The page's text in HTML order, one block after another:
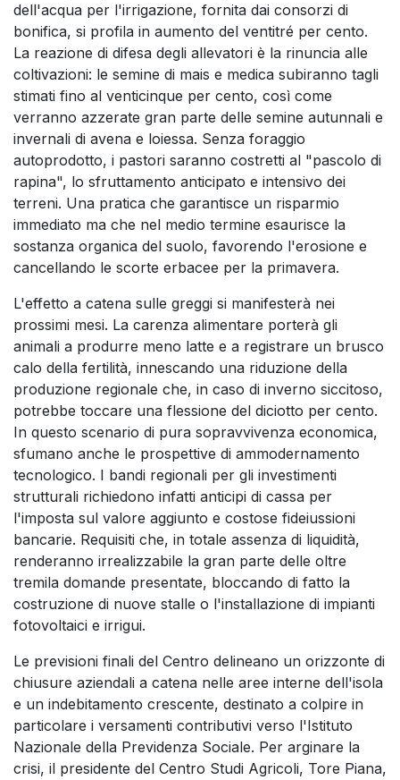
dell'acqua per l'irrigazione, fornita dai consorzi di
bonifica, si profila in aumento del ventitré per cento.
La reazione di difesa degli allevatori è la rinuncia alle
coltivazioni: le semine di mais e medica subiranno tagli
stimati fino al venticinque per cento, così come
verranno azzerate gran parte delle semine autunnali e
invernali di avena e loiessa. Senza foraggio
autoprodotto, i pastori saranno costretti al "pascolo di
rapina", lo sfruttamento anticipato e intensivo dei
terreni. Una pratica che garantisce un risparmio
immediato ma che nel medio termine esaurisce la
sostanza organica del suolo, favorendo l'erosione e
cancellando le scorte erbacee per la primavera.
L'effetto a catena sulle greggi si manifesterà nei
prossimi mesi. La carenza alimentare porterà gli
animali a produrre meno latte e a registrare un brusco
calo della fertilità, innescando una riduzione della
produzione regionale che, in caso di inverno siccitoso,
potrebbe toccare una flessione del diciotto per cento.
In questo scenario di pura sopravvivenza economica,
sfumano anche le prospettive di ammodernamento
tecnologico. I bandi regionali per gli investimenti
strutturali richiedono infatti anticipi di cassa per
l'imposta sul valore aggiunto e costose fideiussioni
bancarie. Requisiti che, in totale assenza di liquidità,
renderanno irrealizzabile la gran parte delle oltre
tremila domande presentate, bloccando di fatto la
costruzione di nuove stalle o l'installazione di impianti
fotovoltaici e irrigui.
Le previsioni finali del Centro delineano un orizzonte di
chiusure aziendali a catena nelle aree interne dell'isola
e un indebitamento crescente, destinato a colpire in
particolare i versamenti contributivi verso l'Istituto
Nazionale della Previdenza Sociale. Per arginare la
crisi, il presidente del Centro Studi Agricoli, Tore Piana,